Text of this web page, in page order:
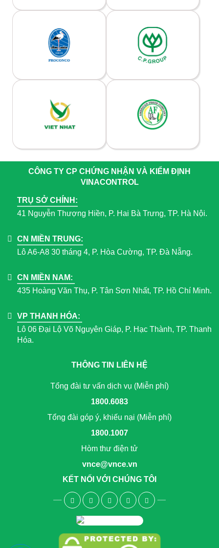
CÔNG TY CP CHỨNG NHẬN VÀ KIỂM ĐỊNH
VINACONTROL
TRỤ SỞ CHÍNH:
41 Nguyễn Thượng Hiền, P. Hai Bà Trưng, TP. Hà Nội.
CN MIỀN TRUNG:
Lô A6-A8 30 tháng 4, P. Hòa Cường, TP. Đà Nẵng.
CN MIỀN NAM:
435 Hoàng Văn Thụ, P. Tân Sơn Nhất, TP. Hồ Chí Minh.
VP THANH HÓA:
Lô 06 Đại Lộ Võ Nguyên Giáp, P. Hạc Thành, TP. Thanh
Hóa.
THÔNG TIN LIÊN HỆ
Tổng đài tư vấn dịch vụ (Miễn phí)
1800.6083
Tổng đài góp ý, khiếu nại (Miễn phí)
1800.1007
Hòm thư điện tử
vnce@vnce.vn
KẾT NỐI VỚI CHÚNG TÔI